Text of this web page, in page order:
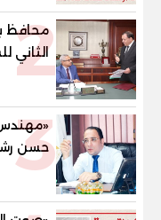
2
محافظ
الثاني
والنور
3
«مهندس
حسن
"خارطة